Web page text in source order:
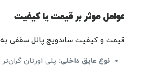
عوامل موثر بر قیمت یا کیفیت
قیمت و کیفیت ساندویچ پانل سقفی به
نوع عایق داخلی: پلی اورتان